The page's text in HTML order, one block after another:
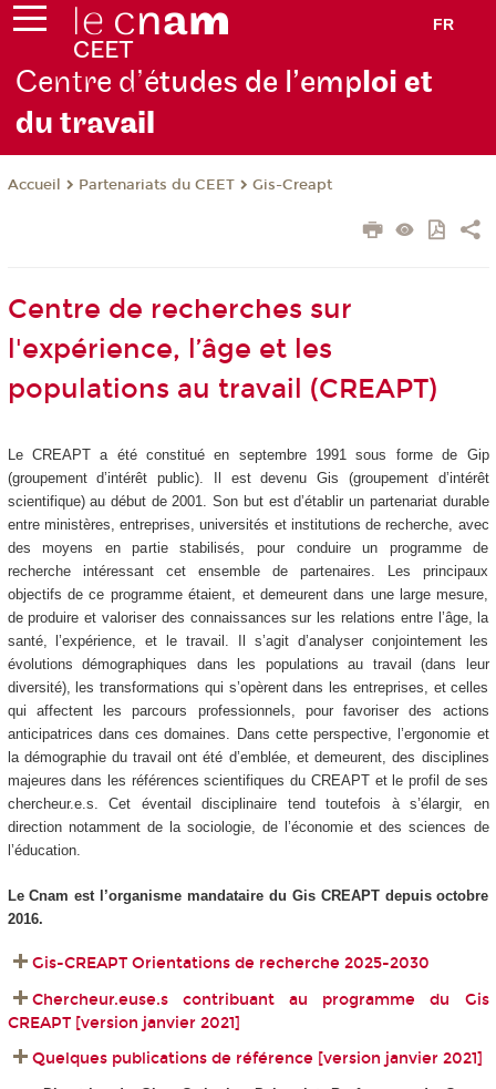
FR
Centre d’études de l’emploi et
du travail
Accueil Partenariats du CEET Gis-Creapt
Centre de recherches sur
l'expérience, l’âge et les
populations au travail (CREAPT)
Le CREAPT a été constitué en septembre 1991 sous forme de Gip
(groupement d’intérêt public). Il est devenu Gis (groupement d’intérêt
scientifique) au début de 2001. Son but est d’établir un partenariat durable
entre ministères, entreprises, universités et institutions de recherche, avec
des moyens en partie stabilisés, pour conduire un programme de
recherche intéressant cet ensemble de partenaires. Les principaux
objectifs de ce programme étaient, et demeurent dans une large mesure,
de produire et valoriser des connaissances sur les relations entre l’âge, la
santé, l’expérience, et le travail. Il s’agit d’analyser conjointement les
évolutions démographiques dans les populations au travail (dans leur
diversité), les transformations qui s’opèrent dans les entreprises, et celles
qui affectent les parcours professionnels, pour favoriser des actions
anticipatrices dans ces domaines. Dans cette perspective, l’ergonomie et
la démographie du travail ont été d’emblée, et demeurent, des disciplines
majeures dans les références scientifiques du CREAPT et le profil de ses
chercheur.e.s. Cet éventail disciplinaire tend toutefois à s’élargir, en
direction notamment de la sociologie, de l’économie et des sciences de
l’éducation.
Le Cnam est l’organisme mandataire du Gis CREAPT depuis octobre
2016.
Gis-CREAPT Orientations de recherche 2025-2030
Chercheur.euse.s contribuant au programme du Gis
CREAPT [version janvier 2021]
Quelques publications de référence [version janvier 2021]